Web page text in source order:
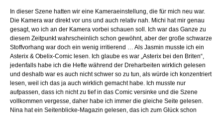
In dieser Szene hatten wir eine Kameraeinstellung, die für mich neu war.
Die Kamera war direkt vor uns und auch relativ nah. Michi hat mir genau
gesagt, wo ich an der Kamera vorbei schauen soll. Ich war das Ganze zu
diesem Zeitpunkt wahrscheinlich schon gewöhnt, aber der große schwarze
Stoffvorhang war doch ein wenig irritierend … Als Jasmin musste ich ein
Asterix & Obelix-Comic lesen. Ich glaube es war „Asterix bei den Briten“,
jedenfalls habe ich die Hefte während der Dreharbeiten wirklich gelesen
und deshalb war es auch nicht schwer so zu tun, als würde ich konzentriert
lesen, weil ich das ja auch wirklich gemacht habe. Ich musste nur
aufpassen, dass ich nicht zu tief in das Comic versinke und die Szene
vollkommen vergesse, daher habe ich immer die gleiche Seite gelesen.
Nina hat ein Seitenblicke-Magazin gelesen, das ich zum Glück schon